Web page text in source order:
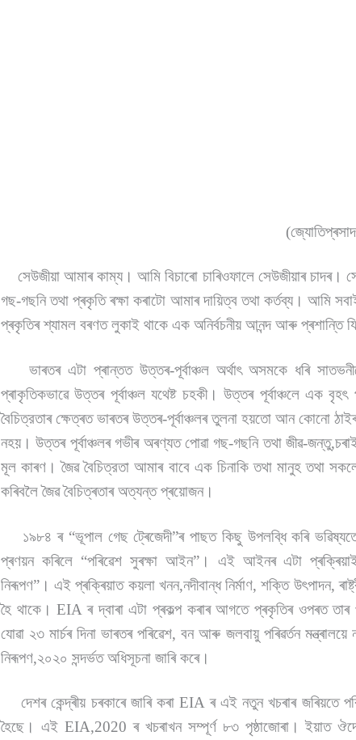
(জ্যোতিপ্ৰসাদ
সেউজীয়া আমাৰ কাম্য। আমি বিচাৰো চাৰিওফালে সেউজীয়াৰ চাদৰ।
গছ-গছনি তথা প্ৰকৃতি ৰক্ষা কৰাটো আমাৰ দায়িত্ব তথা কৰ্তব্য। আমি
প্ৰকৃতিৰ শ্যামল বৰণত লুকাই থাকে এক অনির্বচনীয় আনন্দ আৰু প্ৰশান্তি
ভাৰতৰ এটা প্ৰান্তত উত্তৰ-পূৰ্বাঞ্চল অৰ্থাৎ অসমকে ধৰি
প্ৰাকৃতিকভাৱে উত্তৰ পূৰ্বাঞ্চল যথেষ্ট চহকী। উত্তৰ পূৰ্বাঞ্চলে এক বৃহৎ
বৈচিত্রতাৰ ক্ষেত্ৰত ভাৰতৰ উত্তৰ-পূৰ্বাঞ্চলৰ তুলনা হয়তো আন কোনো
নহয়। উত্তৰ পূৰ্বাঞ্চলৰ গভীৰ অৰণ্যত পোৱা গছ-গছনি তথা জীৱ-
মূল কাৰণ। জৈৱ বৈচিত্রতা আমাৰ বাবে এক চিনাকি তথা মানুহ তথা
কৰিবলৈ জৈৱ বৈচিত্ৰতাৰ অত্যন্ত প্ৰয়োজন।
১৯৮৪ ৰ “ভূপাল গেছ ট্ৰেজেদী”ৰ পাছত কিছু উপলব্ধি কৰি
প্ৰণয়ন কৰিলে “পৰিৱেশ সুৰক্ষা আইন”। এই আইনৰ এটা প্ৰক্ৰিয়াই
নিৰূপণ”। এই প্ৰক্ৰিয়াত কয়লা খনন,নদীবান্ধ নিৰ্মাণ, শক্তি উৎপাদন,
হৈ থাকে। EIA ৰ দ্বাৰা এটা প্ৰকল্প কৰাৰ আগতে প্ৰকৃতিৰ ওপৰত তাৰ
যোৱা ২৩ মাৰ্চৰ দিনা ভাৰতৰ পৰিৱেশ, বন আৰু জলবায়ু পৰিৱৰ্তন
নিৰূপণ,২০২০ সন্দৰ্ভত অধিসূচনা জাৰি কৰে।
দেশৰ কেন্দ্ৰীয় চৰকাৰে জাৰি কৰা EIA ৰ এই নতুন খচৰাৰ জৰিয়তে
হৈছে। এই EIA,2020 ৰ খচৰাখন সম্পূৰ্ণ ৮৩ পৃষ্ঠাজোৰা। ইয়াত